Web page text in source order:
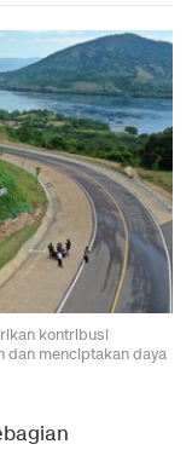
kontribusi
dan menciptakan daya